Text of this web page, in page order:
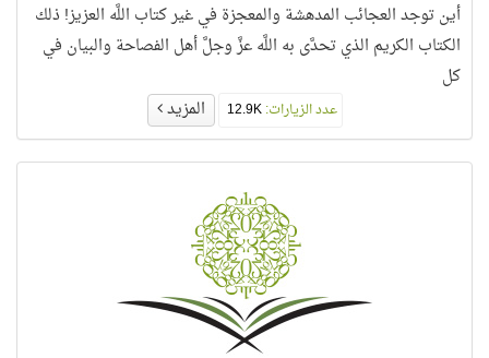
أين توجد العجائب المدهشة والمعجزة في غير كتاب اللَّه العزيز! ذلك
الكتاب الكريم الذي تحدَّى به اللَّه عزَّ وجلَّ أهل الفصاحة والبيان في
كل
عدد الزيارات:12.9K المزيد